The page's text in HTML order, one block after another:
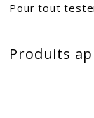
Pour tout
Produits